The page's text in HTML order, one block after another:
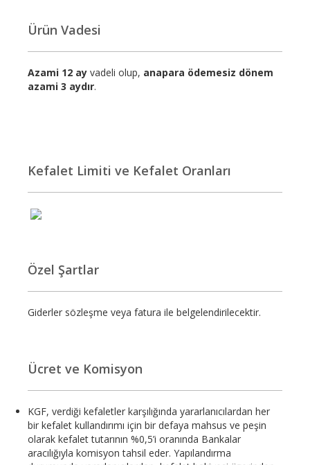
Ürün Vadesi
Azami 12 ay vadeli olup, anapara ödemesiz dönem
azami 3 aydır.
Kefalet Limiti ve Kefalet Oranları
Özel Şartlar
Giderler sözleşme veya fatura ile belgelendirilecektir.
Ücret ve Komisyon
KGF, verdiği kefaletler karşılığında yararlanıcılardan her
bir kefalet kullandırımı için bir defaya mahsus ve peşin
olarak kefalet tutarının %0,5’i oranında Bankalar
aracılığıyla komisyon tahsil eder. Yapılandırma